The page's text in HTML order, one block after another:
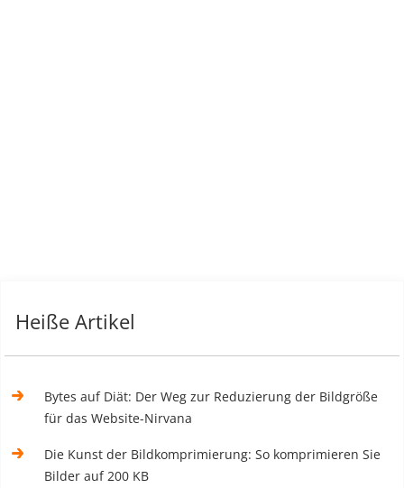
Heiße Artikel
Bytes auf Diät: Der Weg zur Reduzierung der Bildgröße
für das Website-Nirvana
Die Kunst der Bildkomprimierung: So komprimieren Sie
Bilder auf 200 KB